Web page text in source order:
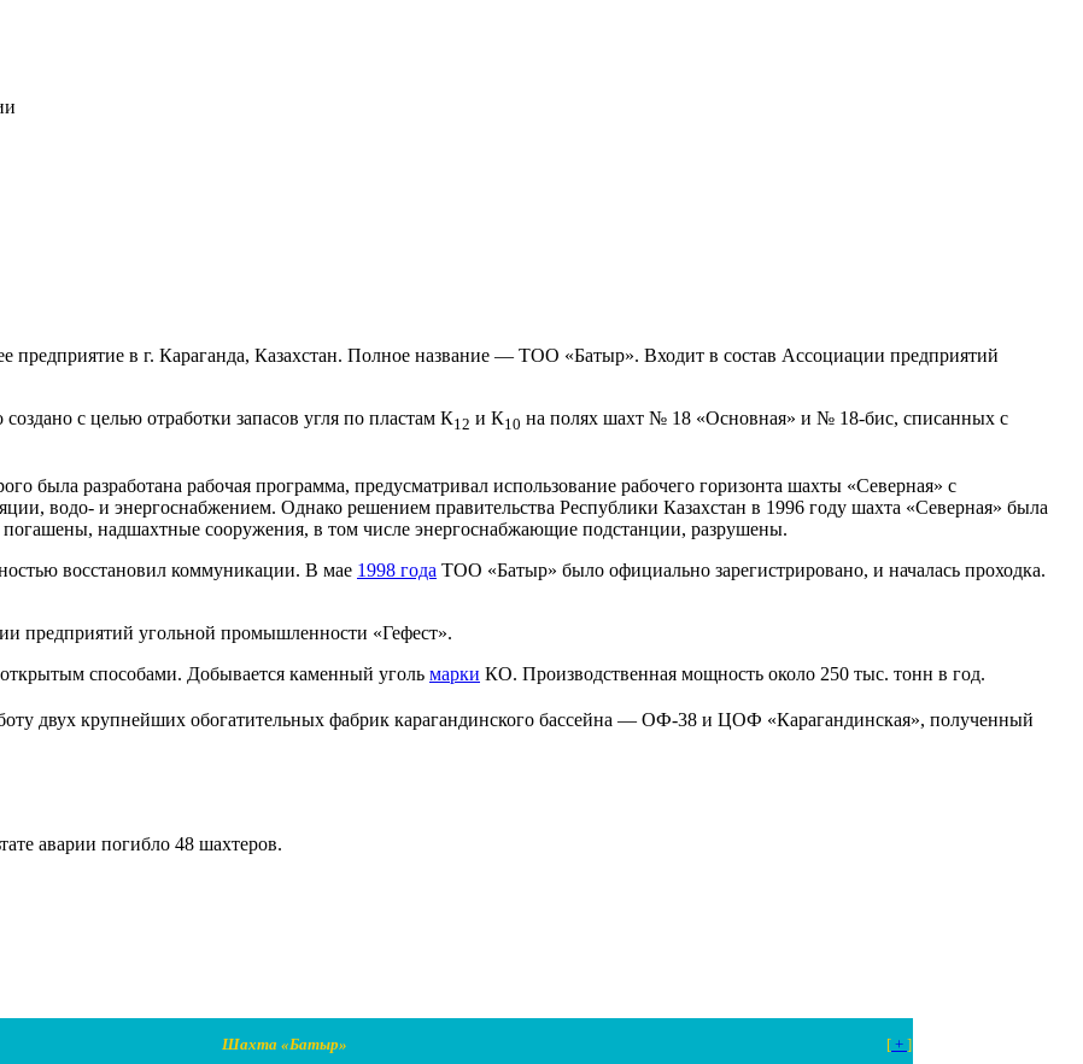
в г. Караганда, Казахстан. Полное название — ТОО «Батыр». Входит в состав Ассоциации предприятий
с целью отработки запасов угля по пластам К12 и К10 на полях шахт № 18 «Основная» и № 18-бис, списанных с
была разработана рабочая программа, предусматривал использование рабочего горизонта шахты «Северная» с
водо- и энергоснабжением. Однако решением правительства Республики Казахстан в 1996 году шахта «Северная» была
погашены, надшахтные сооружения, в том числе энергоснабжающие подстанции, разрушены.
восстановил коммуникации. В мае 1998 года ТОО «Батыр» было официально зарегистрировано, и началась проходка.
предприятий угольной промышленности «Гефест».
способами. Добывается каменный уголь марки КО. Производственная мощность около 250 тыс. тонн в год.
двух крупнейших обогатительных фабрик карагандинского бассейна — ОФ-38 и ЦОФ «Карагандинская», полученный
аварии погибло 48 шахтеров.
[ + ]
Шахта «Батыр»